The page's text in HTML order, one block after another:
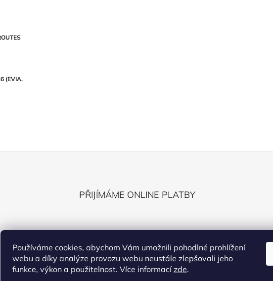
Používáme cookies, abychom Vám umožnili pohodlné prohlížení
webu a díky analýze provozu webu neustále zlepšovali jeho
funkce, výkon a použitelnost. Více informacízde.
(EVIA,
PŘIJÍMÁME ONLINE PLATBY